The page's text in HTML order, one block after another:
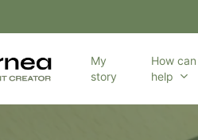
My
story
How can
help